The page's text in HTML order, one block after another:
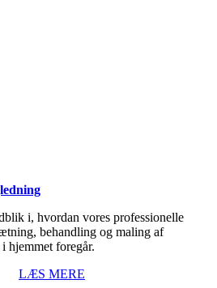
i, hvordan vores professionelle
behandling og maling af
hjemmet foregår.
LÆS MERE